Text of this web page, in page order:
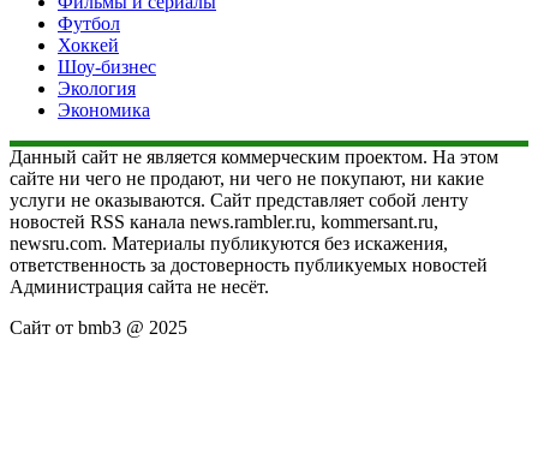
Футбол
Хоккей
Шоу-бизнес
Экология
Экономика
Данный сайт не является коммерческим проектом. На этом
сайте ни чего не продают, ни чего не покупают, ни какие
услуги не оказываются. Сайт представляет собой ленту
новостей RSS канала news.rambler.ru, kommersant.ru,
newsru.com. Материалы публикуются без искажения,
ответственность за достоверность публикуемых новостей
Администрация сайта не несёт.
Сайт от bmb3 @ 2025